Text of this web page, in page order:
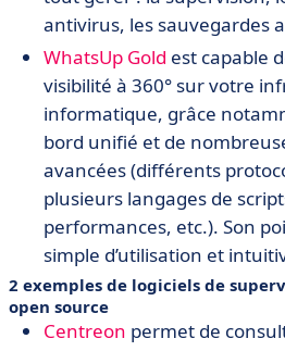
antivirus, les sauvegardes
WhatsUp Gold est capable
visibilité à 360° sur votre
informatique, grâce
bord unifié et de
avancées (différents
plusieurs langages de
performances, etc.). Son
simple d’utilisation et
2 exemples de logiciels de
open source
Centreon permet de